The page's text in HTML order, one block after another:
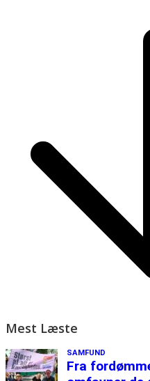
Mest Læste